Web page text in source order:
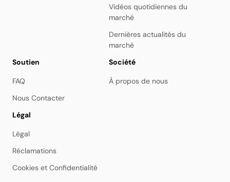
Vidéos quotidiennes du
marché
Dernières actualités du
marché
Soutien
FAQ
Nous Contacter
Société
À propos de nous
Légal
Légal
Réclamations
Cookies et Confidentialité